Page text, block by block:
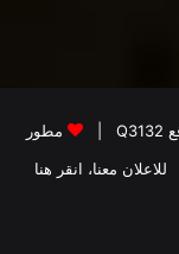
Q3132
مطور
للاعلان معنا، انقر هنا